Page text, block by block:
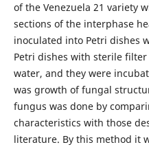
of the Venezuela 21 variety
sections of the interphase
inoculated into Petri dishes
Petri dishes with sterile
water, and they were
was growth of fungal
fungus was done by
characteristics with those
literature. By this method it